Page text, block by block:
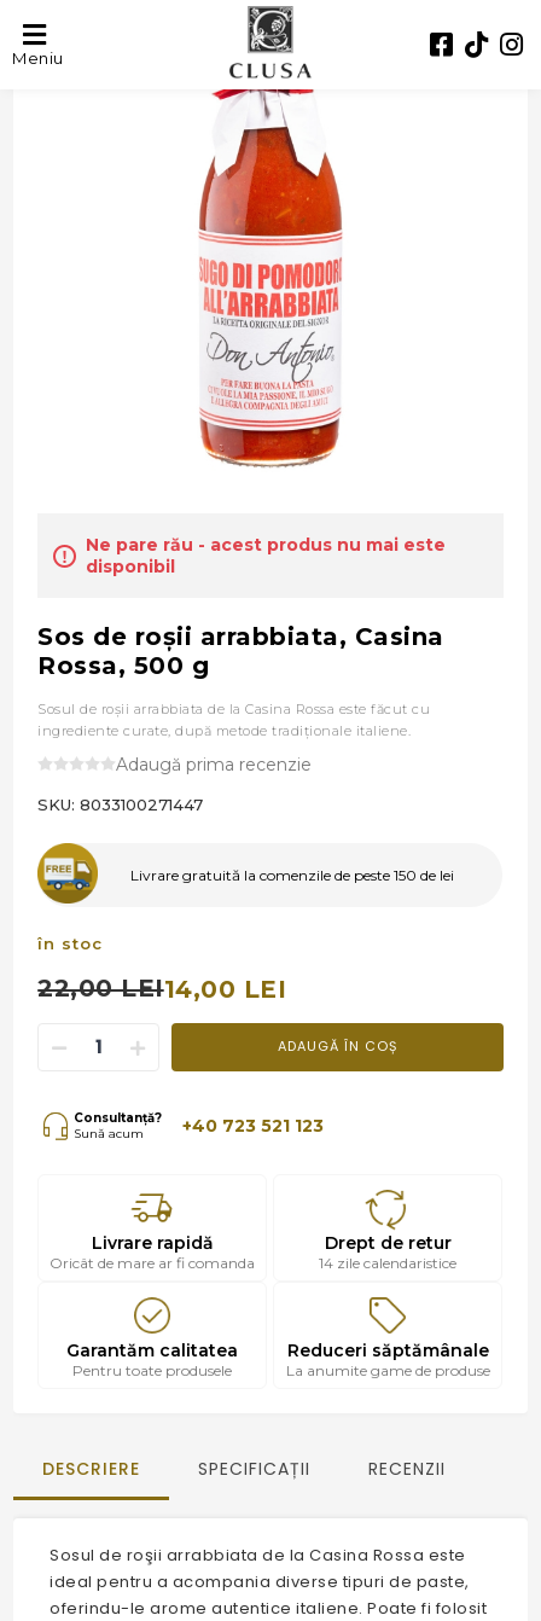
Meniu- 36%
Ne pare rău - acest produs nu mai este
disponibil
Sos de roşii arrabbiata, Casina
Rossa, 500 g
Sosul de roşii arrabbiata de la Casina Rossa este făcut cu
ingrediente curate, după metode tradiţionale italiene.
Adaugă prima recenzie
SKU: 8033100271447
Livrare gratuită la comenzile de peste 150 de lei
în stoc
22,00 LEI14,00 LEI
ADAUGĂ ÎN COȘ
Consultanță?
Sună acum
+40 723 521 123
Livrare rapidă
Oricât de mare ar fi comanda
Drept de retur
14 zile calendaristice
Garantăm calitatea
Pentru toate produsele
Reduceri săptămânale
La anumite game de produse
DESCRIERE SPECIFICAȚII RECENZII
Sosul de roşii arrabbiata de la Casina Rossa este
ideal pentru a acompania diverse tipuri de paste,
oferindu-le arome autentice italiene. Poate fi folosit